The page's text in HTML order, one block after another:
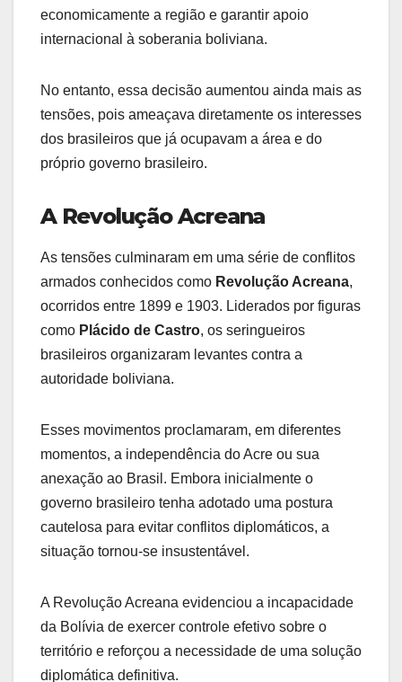
economicamente a região e garantir apoio
internacional à soberania boliviana.
No entanto, essa decisão aumentou ainda mais as
tensões, pois ameaçava diretamente os interesses
dos brasileiros que já ocupavam a área e do
próprio governo brasileiro.
A Revolução Acreana
As tensões culminaram em uma série de conflitos
armados conhecidos como Revolução Acreana,
ocorridos entre 1899 e 1903. Liderados por figuras
como Plácido de Castro, os seringueiros
brasileiros organizaram levantes contra a
autoridade boliviana.
Esses movimentos proclamaram, em diferentes
momentos, a independência do Acre ou sua
anexação ao Brasil. Embora inicialmente o
governo brasileiro tenha adotado uma postura
cautelosa para evitar conflitos diplomáticos, a
situação tornou-se insustentável.
A Revolução Acreana evidenciou a incapacidade
da Bolívia de exercer controle efetivo sobre o
território e reforçou a necessidade de uma solução
diplomática definitiva.